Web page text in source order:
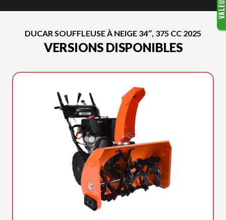
DUCAR SOUFFLEUSE À NEIGE 34″, 375 CC 2025
VERSIONS DISPONIBLES